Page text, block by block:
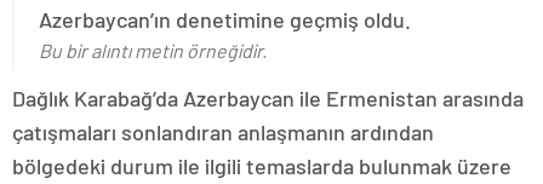
Azerbaycan’ın denetimine geçmiş oldu.
Bu bir alıntı metin örneğidir.
Dağlık Karabağ’da Azerbaycan ile Ermenistan arasında
çatışmaları sonlandıran anlaşmanın ardından
bölgedeki durum ile ilgili temaslarda bulunmak üzere